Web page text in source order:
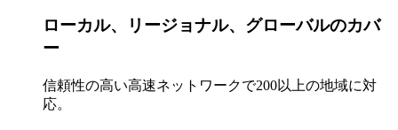
ローカル、リージョナル、グローバルのカバ
ー
信頼性の高い高速ネットワークで200以上の地域に対
応。